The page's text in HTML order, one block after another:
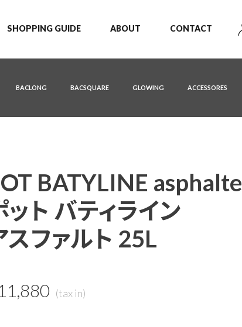
SHOPPING GUIDE ABOUT CONTACT
BACLONG BACSQUARE GLOWING ACCESSORES
BATYLINE asphalte
ット バティライン
スファルト 25L